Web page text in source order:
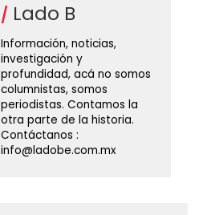
Lado B
Información, noticias,
investigación y
profundidad, acá no somos
columnistas, somos
periodistas. Contamos la
otra parte de la historia.
Contáctanos :
info@ladobe.com.mx